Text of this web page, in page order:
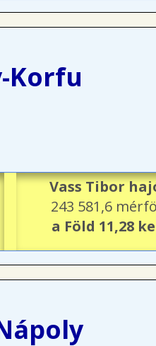
Korfu
Vass Tibor
243 581,6
a Föld 11,28